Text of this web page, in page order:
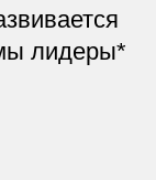
лидеры*